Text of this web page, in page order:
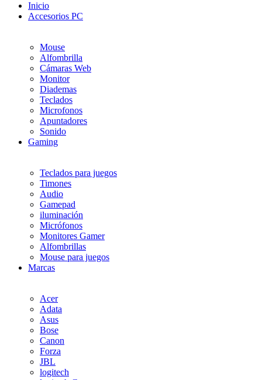
Inicio
Accesorios PC
Mouse
Alfombrilla
Cámaras Web
Monitor
Diademas
Teclados
Microfonos
Apuntadores
Sonido
Gaming
Teclados para juegos
Timones
Audio
Gamepad
iluminación
Micrófonos
Monitores Gamer
Alfombrillas
Mouse para juegos
Marcas
Acer
Adata
Asus
Bose
Canon
Forza
JBL
logitech